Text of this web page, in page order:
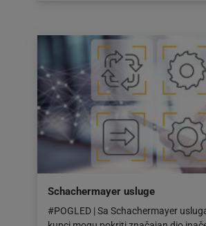
Schachermayer usluge
#POGLED | Sa Schachermayer